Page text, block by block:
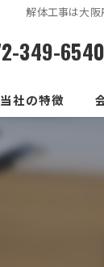
解体工事は大
349-6540
当社の特徴
補助金